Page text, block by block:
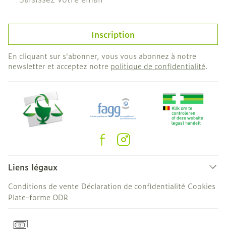
Inscription
En cliquant sur s'abonner, vous vous abonnez à notre
newsletter et acceptez notre politique de confidentialité.
Liens légaux
Conditions de vente Déclaration de confidentialité Cookies
Plate-forme ODR